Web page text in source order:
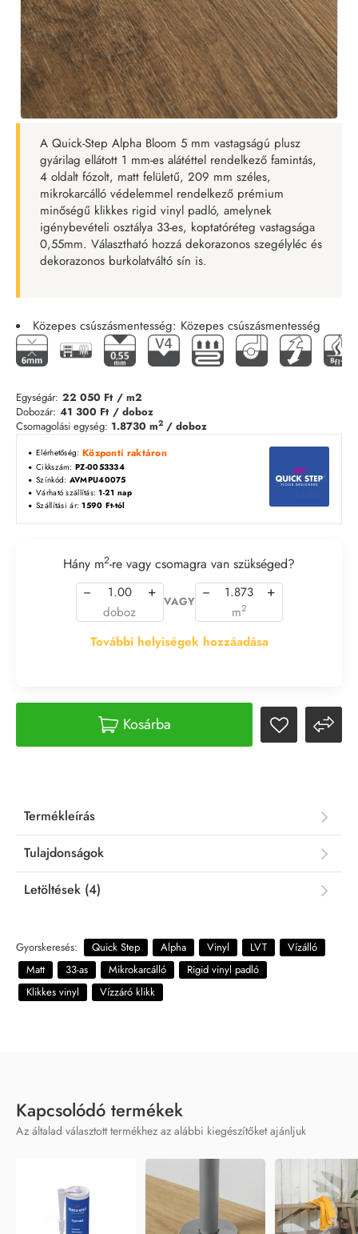
A Quick-Step Alpha Bloom 5 mm vastagságú plusz
gyárilag ellátott 1 mm-es alátéttel rendelkező famintás,
4 oldalt fózolt, matt felületű, 209 mm széles,
mikrokarcálló védelemmel rendelkező prémium
minőségű klikkes rigid vinyl padló, amelynek
igénybevételi osztálya 33-es, koptatóréteg vastagsága
0,55mm. Választható hozzá dekorazonos szegélyléc és
dekorazonos burkolatváltó sín is.
Közepes csúszásmentesség: Közepes csúszásmentesség
Egységár: 22 050 Ft / m2
Dobozár: 41 300 Ft / doboz
Csomagolási egység: 1.8730 m2 / doboz
Elérhetőség: Központi raktáron
Cikkszám: PZ-0053334
Színkód: AVMPU40075
Várható szállítás: 1-21 nap
Szállítási ár: 1590 Ft-tól
További helyiségek hozzáadása
Hány m2-re vagy csomagra van szükséged?
− +
doboz
VAGY
− +
m2
Kosárba
Termékleírás
Tulajdonságok
Letöltések (4)
Gyorskeresés: Quick Step Alpha Vinyl LVT
Vízálló
Matt
33-as Mikrokarcálló
Rigid vinyl padló
Klikkes vinyl
Vízzáró klikk
Kapcsolódó termékek
Az általad választott termékhez az alábbi kiegészítőket ajánljuk